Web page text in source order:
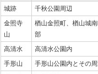
城跡
千秋公園周辺
金照寺
山
楢山金照町、楢山城
部
高清水 高清水公園内
手形山
手形山公園内とその